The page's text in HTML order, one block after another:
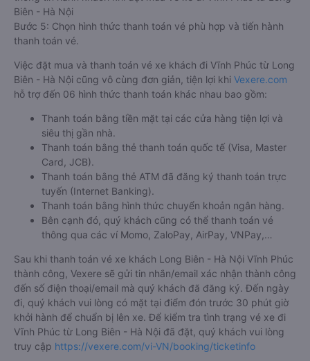
Biên - Hà Nội
Bước 5: Chọn hình thức thanh toán vé phù hợp và tiến hành
thanh toán vé.
Việc đặt mua và thanh toán vé xe khách đi Vĩnh Phúc từ Long
Biên - Hà Nội cũng vô cùng đơn giản, tiện lợi khi Vexere.com
hỗ trợ đến 06 hình thức thanh toán khác nhau bao gồm:
Thanh toán bằng tiền mặt tại các cửa hàng tiện lợi và
siêu thị gần nhà.
Thanh toán bằng thẻ thanh toán quốc tế (Visa, Master
Card, JCB).
Thanh toán bằng thẻ ATM đã đăng ký thanh toán trực
tuyến (Internet Banking).
Thanh toán bằng hình thức chuyển khoản ngân hàng.
Bên cạnh đó, quý khách cũng có thể thanh toán vé
thông qua các ví Momo, ZaloPay, AirPay, VNPay,…
Sau khi thanh toán vé xe khách Long Biên - Hà Nội Vĩnh Phúc
thành công, Vexere sẽ gửi tin nhắn/email xác nhận thành công
đến số điện thoại/email mà quý khách đã đăng ký. Đến ngày
đi, quý khách vui lòng có mặt tại điểm đón trước 30 phút giờ
khởi hành để chuẩn bị lên xe. Để kiểm tra tình trạng vé xe đi
Vĩnh Phúc từ Long Biên - Hà Nội đã đặt, quý khách vui lòng
truy cập https://vexere.com/vi-VN/booking/ticketinfo